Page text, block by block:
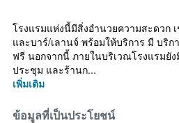
โรงแรมแห่งนี้มีสิ่งอำนวยความสะดวก
และบาร์/เลานจ์ พร้อมให้บริการ มี บริ
ฟรี นอกจากนี้ ภายในบริเวณโรงแรมยั
ประชุม และร้านก...
เพิ่มเติม
ข้อมูลที่เป็นประโยชน์